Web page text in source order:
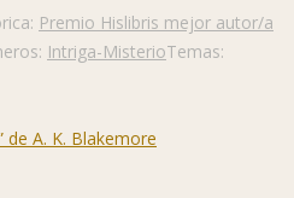
Premio Hislibris mejor autor/a
Intriga-MisterioTemas: